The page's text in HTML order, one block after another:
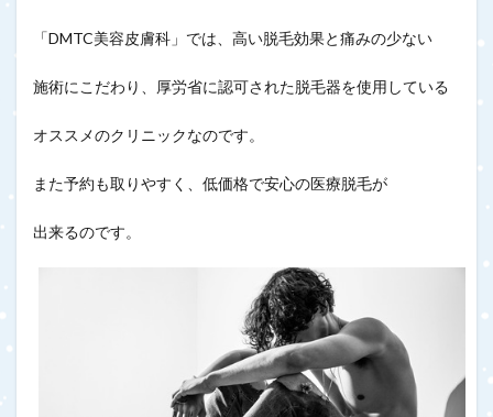
「DMTC美容皮膚科」では、高い脱毛効果と痛みの少ない
施術にこだわり、厚労省に認可された脱毛器を使用している
オススメのクリニックなのです。
また予約も取りやすく、低価格で安心の医療脱毛が
出来るのです。